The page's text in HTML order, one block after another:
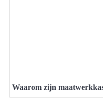
Waarom zijn